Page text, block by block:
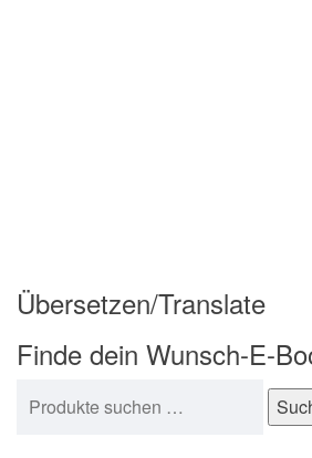
Übersetzen/Translate
Finde dein Wunsch-E-